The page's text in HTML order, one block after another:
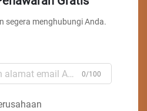
segera menghubungi Anda.
0/100